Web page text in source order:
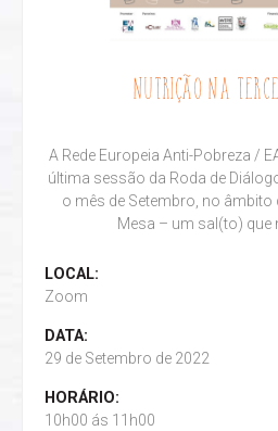
NUTRIÇÃO NA
A Rede Europeia Anti-Pobreza /
última sessão da Roda de
o mês de Setembro, no âmbito
Mesa – um sal(to) que
LOCAL:
Zoom
DATA:
29 de Setembro de 2022
HORÁRIO:
10h00 ás 11h00